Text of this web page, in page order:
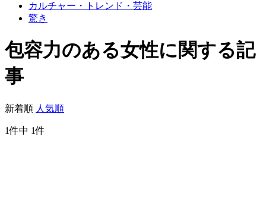
カルチャー・トレンド・芸能
驚き
包容力のある女性に関する記
事
新着順 人気順
1件中 1件